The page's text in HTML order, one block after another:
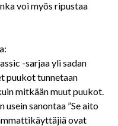
voi myös ripustaa
-sarjaa yli sadan
puukot tunnetaan
mitkään muut puukot.
usein sanontaa ”Se aito
ovat